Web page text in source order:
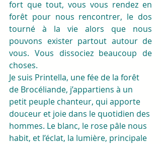
fort que tout, vous vous rendez en
forêt pour nous rencontrer, le dos
tourné à la vie alors que nous
pouvons exister partout autour de
vous. Vous dissociez beaucoup de
choses.
Je suis Printella, une fée de la forêt
de Brocéliande, j’appartiens à un
petit peuple chanteur, qui apporte
douceur et joie dans le quotidien des
hommes. Le blanc, le rose pâle nous
habit, et l’éclat, la lumière, principale